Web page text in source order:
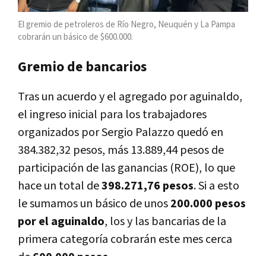
El gremio de petroleros de Río Negro, Neuquén y La Pampa
cobrarán un básico de $600.000.
Gremio de bancarios
Tras un acuerdo y el agregado por aguinaldo,
el ingreso inicial para los trabajadores
organizados por Sergio Palazzo quedó en
384.382,32 pesos, más 13.889,44 pesos de
participación de las ganancias (ROE), lo que
hace un total de398.271,76 pesos. Si a esto
le sumamos un básico de unos200.000 pesos
por el aguinaldo, los y las bancarias de la
primera categoría cobrarán este mes cerca